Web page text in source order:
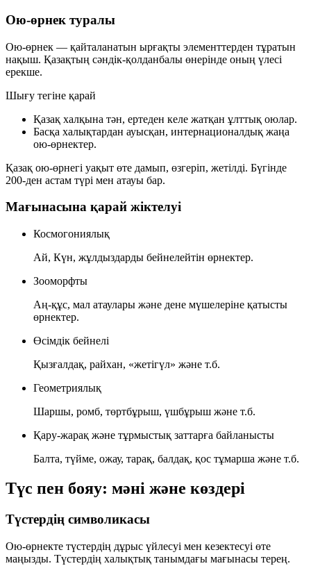
Ою-өрнек туралы
Ою-өрнек — қайталанатын ырғақты элементтерден тұратын
нақыш. Қазақтың сәндік-қолданбалы өнерінде оның үлесі
ерекше.
Шығу тегіне қарай
Қазақ халқына тән, ертеден келе жатқан ұлттық оюлар.
Басқа халықтардан ауысқан, интернационалдық жаңа
ою-өрнектер.
Қазақ ою-өрнегі уақыт өте дамып, өзгеріп, жетілді. Бүгінде
200-ден астам түрі мен атауы бар.
Мағынасына қарай жіктелуі
Космогониялық
Ай, Күн, жұлдыздарды бейнелейтін өрнектер.
Зооморфты
Аң-құс, мал атаулары және дене мүшелеріне қатысты
өрнектер.
Өсімдік бейнелі
Қызғалдақ, райхан, «жетігүл» және т.б.
Геометриялық
Шаршы, ромб, төртбұрыш, үшбұрыш және т.б.
Қару-жарақ және тұрмыстық заттарға байланысты
Балта, түйме, ожау, тарақ, балдақ, қос тұмарша және т.б.
Түс пен бояу: мәні және көздері
Түстердің символикасы
Ою-өрнекте түстердің дұрыс үйлесуі мен кезектесуі өте
маңызды. Түстердің халықтық танымдағы мағынасы терең.